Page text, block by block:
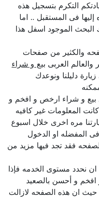
التكرم بتسجيل هذه
فى المستقبل .. اما
الموجود اسفل هذا
والكثير من صفحات
العربىبيع و شراء
دليلنا ونوعدك
و شراء ارخص و افخم و
المعلومات غير كافيه
مره اخرى خلال اسبوع
او الدخول
فقد تجد فيها مزيد من
نحدد مستوى الخدمه فإذا
و أحسن بالصعيد
ان هذه الصفحه لازالت